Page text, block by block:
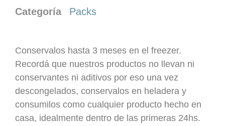
Categoría Packs
Conservalos hasta 3 meses en el freezer.
Recordá que nuestros productos no llevan ni
conservantes ni aditivos por eso una vez
descongelados, conservalos en heladera y
consumilos como cualquier producto hecho en
casa, idealmente dentro de las primeras 24hs.